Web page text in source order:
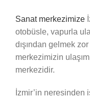
Sanat merkezimize
otobüsle, vapurla
dışından gelmek
merkezimizin
merkezidir.
İzmir’in